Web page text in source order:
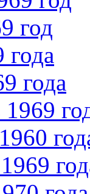
год
года